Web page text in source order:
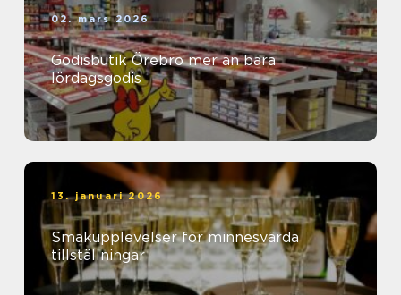
02. mars 2026
Godisbutik Örebro mer än bara
lördagsgodis
13. januari 2026
Smakupplevelser för minnesvärda
tillställningar